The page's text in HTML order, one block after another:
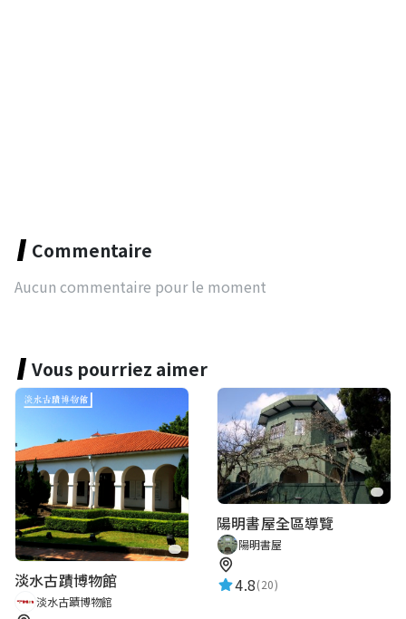
Commentaire
Aucun commentaire pour le moment
Vous pourriez aimer
淡水古蹟博物館
淡水古蹟博物館
陽明書屋全區導覽
陽明書屋
4.8(20)